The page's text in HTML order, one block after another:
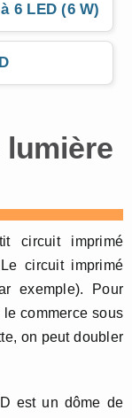
6 LED (6 W)
lumière
circuit imprimé
circuit imprimé
exemple). Pour
le commerce sous
on peut doubler
est un dôme de